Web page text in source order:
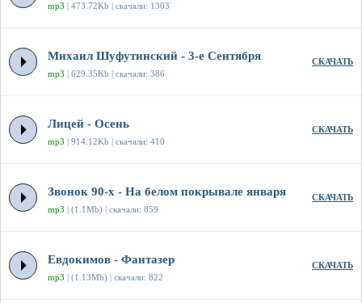
mp3 | 473.72Kb | скачали: 1303
Михаил Шуфутинский - 3-е Сентября
mp3 | 629.35Kb | скачали: 386
СКАЧАТЬ
Лицей - Осень
mp3 | 914.12Kb | скачали: 410
СКАЧАТЬ
Звонок 90-х - На белом покрывале января
mp3 | (1.1Mb) | скачали: 859
СКАЧАТЬ
Евдокимов - Фантазер
mp3 | (1.13Mb) | скачали: 822
СКАЧАТЬ